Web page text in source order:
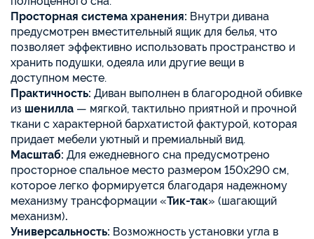
Просторная система хранения: Внутри дивана
предусмотрен вместительный ящик для белья, что
позволяет эффективно использовать пространство и
хранить подушки, одеяла или другие вещи в
доступном месте.
Практичность: Диван выполнен в благородной обивке
из шенилла — мягкой, тактильно приятной и прочной
ткани с характерной бархатистой фактурой, которая
придает мебели уютный и премиальный вид.
Масштаб: Для ежедневного сна предусмотрено
просторное спальное место размером 150х290 см,
которое легко формируется благодаря надежному
механизму трансформации «Тик-так» (шагающий
механизм).
Универсальность: Возможность установки угла в